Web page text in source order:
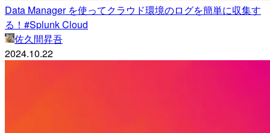
Data Manager を使ってクラウド環境のログを簡単に収集す
る！#Splunk Cloud
佐久間昇吾
2024.10.22